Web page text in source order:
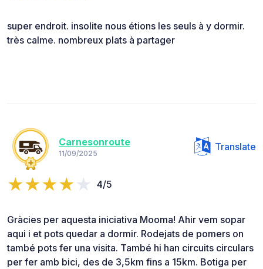
super endroit. insolite nous étions les seuls à y dormir.
très calme. nombreux plats à partager
Carnesonroute
11/09/2025
Translate
4/5
Gràcies per aquesta iniciativa Mooma! Ahir vem sopar
aqui i et pots quedar a dormir. Rodejats de pomers on
també pots fer una visita. També hi han circuits circulars
per fer amb bici, des de 3,5km fins a 15km. Botiga per